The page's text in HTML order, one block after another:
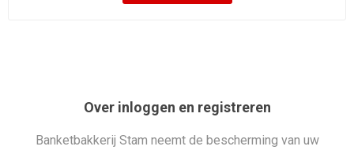
Over inloggen en registreren
Banketbakkerij Stam neemt de bescherming van uw